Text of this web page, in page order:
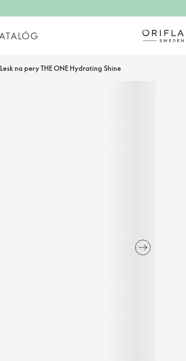
Lesk na pery THE ONE Hydrating Shine